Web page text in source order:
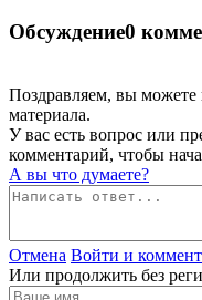
Обсуждение0
Поздравляем, вы можете
материала.
У вас есть вопрос или
комментарий, чтобы
А вы что думаете?
Отмена Войти и
Или продолжить без